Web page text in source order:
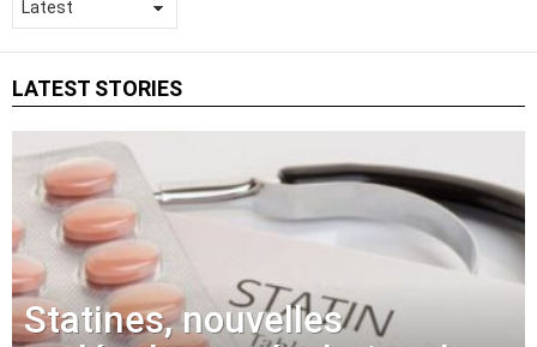
LATEST STORIES
Statines, nouvelles